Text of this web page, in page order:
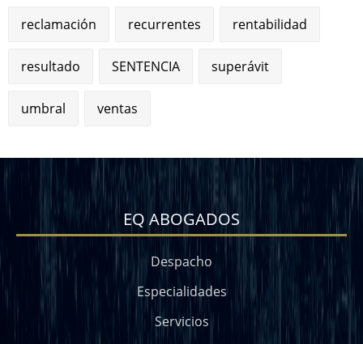
reclamación recurrentes rentabilidad
resultado SENTENCIA superávit
umbral ventas
EQ ABOGADOS
Despacho
Especialidades
Servicios